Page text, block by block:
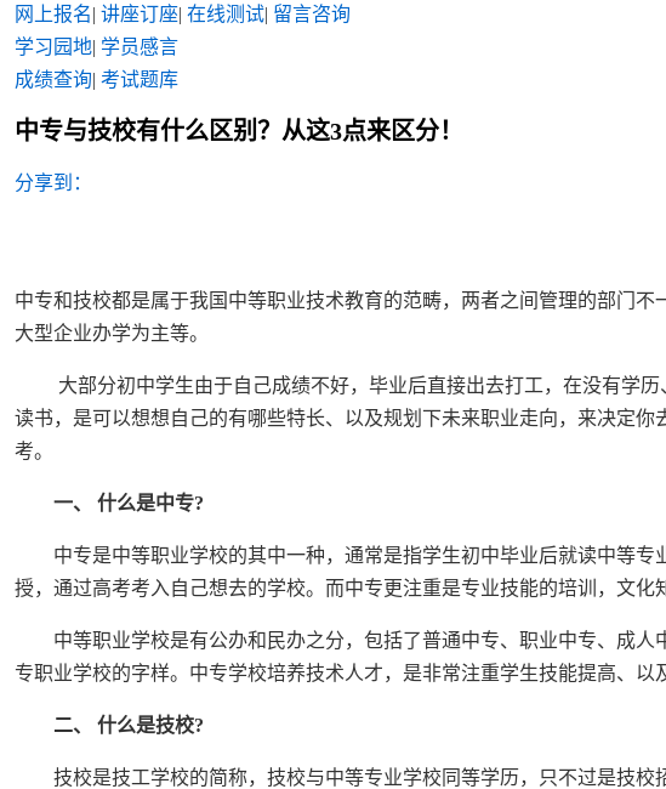
网上报名| 讲座订座| 在线测试| 留言咨询
学习园地| 学员感言
成绩查询| 考试题库
中专与技校有什么区别？从这3点来区分！
分享到：
中专和技校都是属于我国中等职业技术教育的范畴，两者之间管理的部门
大型企业办学为主等。
大部分初中学生由于自己成绩不好，毕业后直接出去打工，在没有学历
读书，是可以想想自己的有哪些特长、以及规划下未来职业走向，来决定
考。
一、 什么是中专?
中专是中等职业学校的其中一种，通常是指学生初中毕业后就读中等专
授，通过高考考入自己想去的学校。而中专更注重是专业技能的培训，文
中等职业学校是有公办和民办之分，包括了普通中专、职业中专、成人
专职业学校的字样。中专学校培养技术人才，是非常注重学生技能提高、以
二、 什么是技校?
技校是技工学校的简称，技校与中等专业学校同等学历，只不过是技校